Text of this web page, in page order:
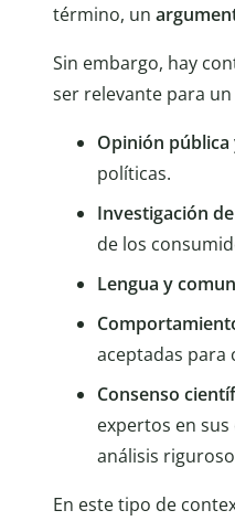
término, un
Sin embargo, hay
ser relevante para
Opinión pública
políticas.
Investigación
de los
Lengua y
aceptadas para
Consenso
expertos en
análisis
En este tipo de